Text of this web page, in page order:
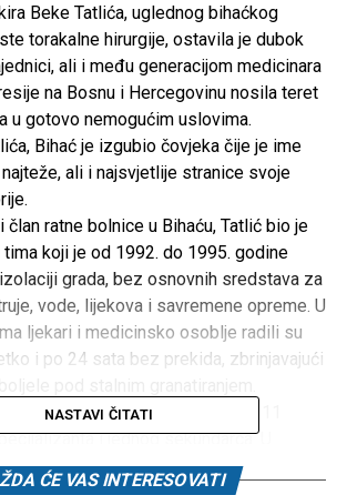
Beke Tatlića, uglednog bihaćkog
torakalne hirurgije, ostavila je dubok
ali i među generacijom medicinara
na Bosnu i Hercegovinu nosila teret
u gotovo nemogućim uslovima.
Bihać je izgubio čovjeka čije je ime
ali i najsvjetlije stranice svoje
član ratne bolnice u Bihaću, Tatlić bio je
koji je od 1992. do 1995. godine
grada, bez osnovnih sredstava za
vode, lijekova i savremene opreme. U
ljekari i medicinsko osoblje radili su
i po 24 sata bez prekida, zbrinjavajući
bolnici djelovao je tim od 11
i jednog sekundarca. U
liječeno je gotovo 19.000
NASTAVI ČITATI
ĆE VAS INTERESOVATI